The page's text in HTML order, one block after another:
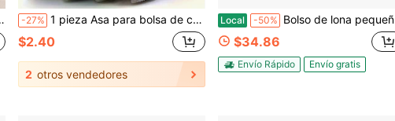
-27% 1 pieza Asa para bolsa de compras - Soporte de bolsa de plástico resistente, adecuado para compras, cubos, etc. | Agarre cómodo, también para almacenamiento en el armario, herramienta ahorradora de trabajo, reutilizable, fácil de transportar, color aleatorio
$2.40
2 otros vendedores
Local -50% Bolso de lona pequeño para niñas y mujeres, bolso tote mini lindo con estética preppy, bolso para la Biblia
$34.86
Envío Rápido Envío gratis